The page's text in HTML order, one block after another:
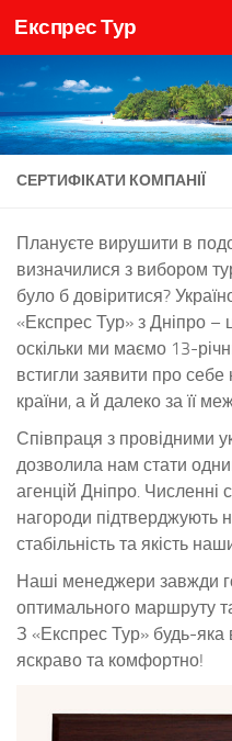
Skip to content
Експрес Тур
СЕРТИФІКАТИ КОМПАНІЇ
Плануєте вирушити в
визначилися з вибором
було б довіритися?
«Експрес Тур» з Дніпро
оскільки ми маємо 13-
встигли заявити про
країни, а й далеко за її
Співпраця з провідними
дозволила нам стати
агенцій Дніпро. Численні
нагороди підтверджують
стабільність та якість
Наші менеджери завжди
оптимального маршруту
З «Експрес Тур» будь-
яскраво та комфортно!